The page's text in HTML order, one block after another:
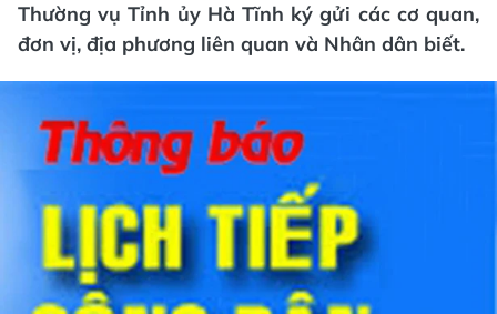
Thường vụ Tỉnh ủy Hà Tĩnh ký gửi các cơ quan,
đơn vị, địa phương liên quan và Nhân dân biết.